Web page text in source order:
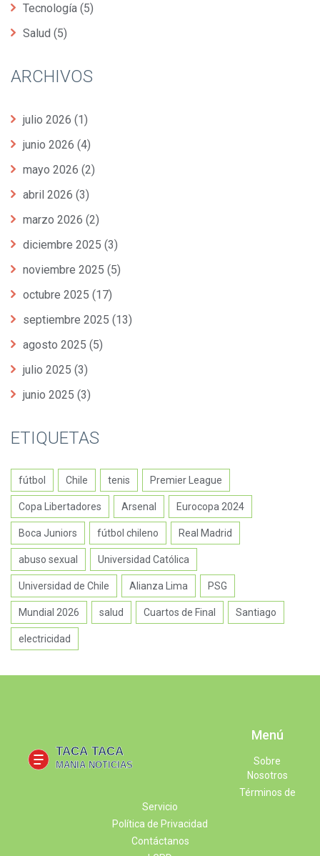
Tecnología (5)
Salud (5)
ARCHIVOS
julio 2026 (1)
junio 2026 (4)
mayo 2026 (2)
abril 2026 (3)
marzo 2026 (2)
diciembre 2025 (3)
noviembre 2025 (5)
octubre 2025 (17)
septiembre 2025 (13)
agosto 2025 (5)
julio 2025 (3)
junio 2025 (3)
ETIQUETAS
fútbol Chile tenis Premier League
Copa Libertadores Arsenal Eurocopa 2024
Boca Juniors fútbol chileno Real Madrid
abuso sexual Universidad Católica
Universidad de Chile Alianza Lima PSG
Mundial 2026 salud Cuartos de Final Santiago
electricidad
Menú
Sobre
Nosotros
Términos de
Servicio
Política de Privacidad
Contáctanos